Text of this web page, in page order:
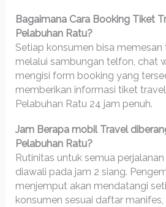
Bagaimana Cara Booking Tiket
Pelabuhan Ratu?
Setiap konsumen bisa memesan
melalui sambungan telfon, chat
mengisi form booking yang
memberikan informasi tiket
Pelabuhan Ratu 24 jam penuh.
Jam Berapa mobil Travel
Pelabuhan Ratu?
Rutinitas untuk semua
diawali pada jam 2 siang.
menjemput akan mendatangi
konsumen sesuai daftar